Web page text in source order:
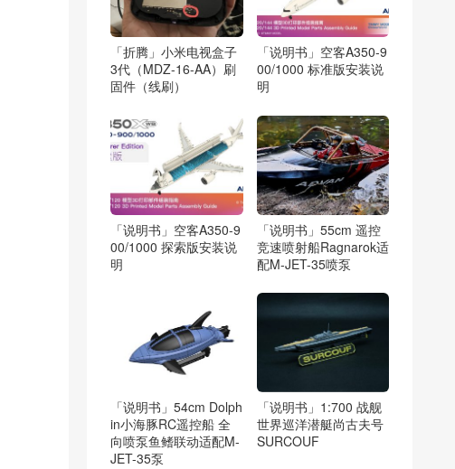
「折腾」小米电视盒子
3代（MDZ-16-AA）刷
固件（线刷）
「说明书」空客A350-9
00/1000 标准版安装说
明
「说明书」空客A350-9
00/1000 探索版安装说
明
「说明书」55cm 遥控
竞速喷射船Ragnarok适
配M-JET-35喷泵
「说明书」54cm Dolph
in小海豚RC遥控船 全
向喷泵鱼鳍联动适配M-
JET-35泵
「说明书」1:700 战舰
世界巡洋潜艇尚古夫号
SURCOUF